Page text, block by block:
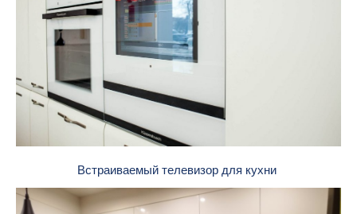
Встраиваемый телевизор для кухни